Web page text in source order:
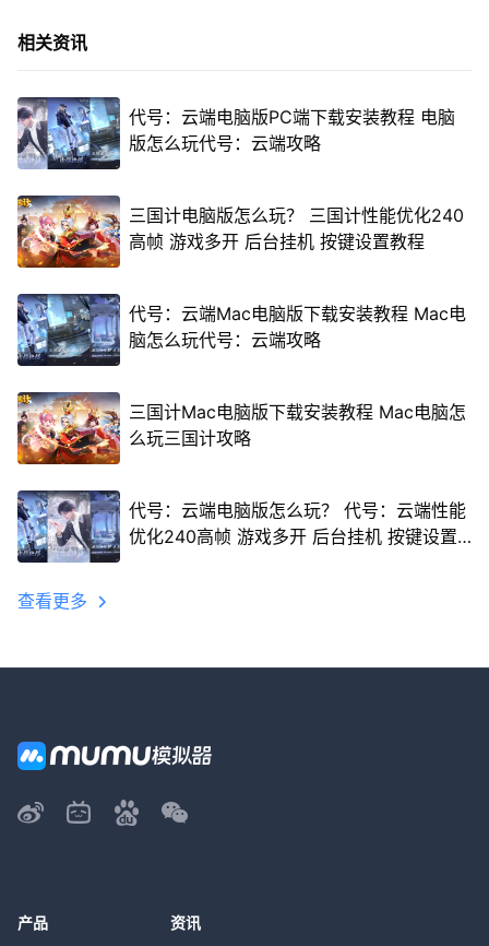
相关资讯
代号：云端电脑版PC端下载安装教程 电脑
版怎么玩代号：云端攻略
三国计电脑版怎么玩？ 三国计性能优化240
高帧 游戏多开 后台挂机 按键设置教程
代号：云端Mac电脑版下载安装教程 Mac电
脑怎么玩代号：云端攻略
三国计Mac电脑版下载安装教程 Mac电脑怎
么玩三国计攻略
代号：云端电脑版怎么玩？ 代号：云端性能
优化240高帧 游戏多开 后台挂机 按键设置
查看更多
产品 资讯